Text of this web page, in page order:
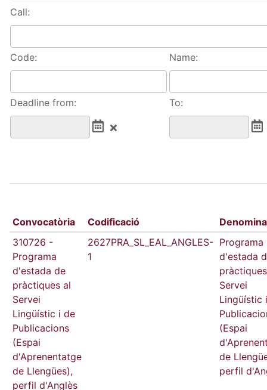
Call:
Code: Name:
Deadline from: To:
Convocatòria Codificació
310726 -
Programa
d'estada de
pràctiques al
Servei
Lingüístic i de
Publicacions
(Espai
d'Aprenentatge
de Llengües),
perfil d'Anglès
2627PRA_SL_EAL_ANGLES-
1
Programa
d'estada
Servei
Lingüístic
(Espai
de
perfil